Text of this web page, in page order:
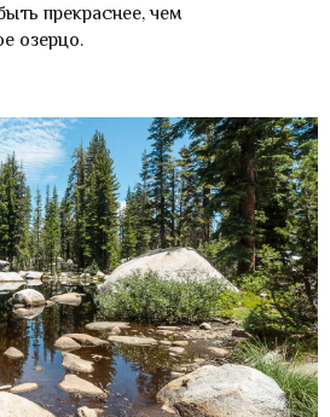
прекраснее, чем
озерцо.